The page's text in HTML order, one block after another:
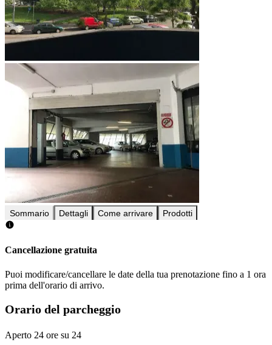
Sommario Dettagli Come arrivare Prodotti
Cancellazione gratuita
Puoi modificare/cancellare le date della tua prenotazione fino a 1 ora
prima dell'orario di arrivo.
Orario del parcheggio
Aperto 24 ore su 24